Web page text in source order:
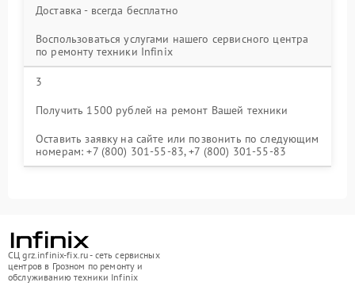
Доставка - всегда бесплатно
Воспользоваться услугами нашего сервисного центра
по ремонту техники Infinix
3
Получить 1500 рублей на ремонт Вашей техники
Оставить заявку на сайте или позвонить по следующим
номерам: +7 (800) 301-55-83, +7 (800) 301-55-83
СЦ grz.infinix-fix.ru - сеть сервисных
центров в Грозном по ремонту и
обслуживанию техники Infinix